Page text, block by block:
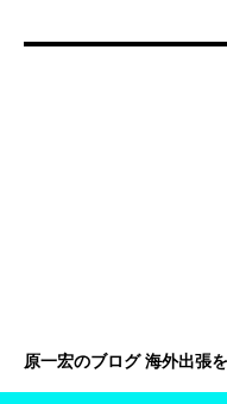
原一宏のブログ 海外出張